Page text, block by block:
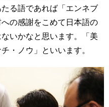
る語であれば「エンネブ
の感謝をこめて日本語の
いかなと思います。「美
・ノウ」といいます。